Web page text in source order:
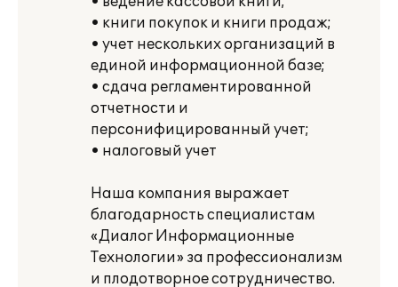
• книги покупок и книги продаж;
• учет нескольких организаций в
единой информационной базе;
• сдача регламентированной
отчетности и
персонифицированный учет;
• налоговый учет
Наша компания выражает
благодарность специалистам
«Диалог Информационные
Технологии» за профессионализм
и плодотворное сотрудничество.